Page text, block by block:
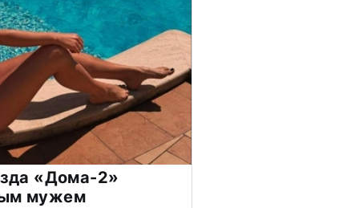
«Дома-2»
мужем